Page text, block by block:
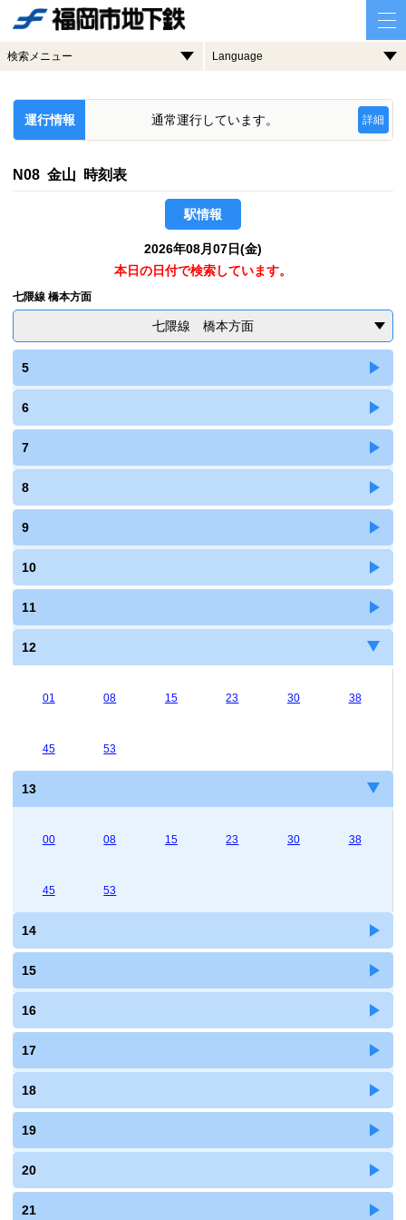
検索メニュー Language
運行情報 通常運行しています。 詳細
N08 金山 時刻表
駅情報
2026年08月07日(金)
本日の日付で検索しています。
七隈線 橋本方面
七隈線 橋本方面
5
6
7
8
9
10
11
12
01 08 15 23 30 38
45 53
13
00 08 15 23 30 38
45 53
14
15
16
17
18
19
20
21